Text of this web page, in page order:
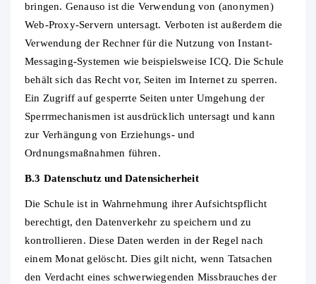
bringen. Genauso ist die Verwendung von (anonymen)
Web‐Proxy‐Servern untersagt. Verboten ist außerdem die
Verwendung der Rechner für die Nutzung von Instant‐
Messaging‐Systemen wie beispielsweise ICQ. Die Schule
behält sich das Recht vor, Seiten im Internet zu sperren.
Ein Zugriff auf gesperrte Seiten unter Umgehung der
Sperrmechanismen ist ausdrücklich untersagt und kann
zur Verhängung von Erziehungs‐ und
Ordnungsmaßnahmen führen.
B.3 Datenschutz und Datensicherheit
Die Schule ist in Wahrnehmung ihrer Aufsichtspflicht
berechtigt, den Datenverkehr zu speichern und zu
kontrollieren. Diese Daten werden in der Regel nach
einem Monat gelöscht. Dies gilt nicht, wenn Tatsachen
den Verdacht eines schwerwiegenden Missbrauches der